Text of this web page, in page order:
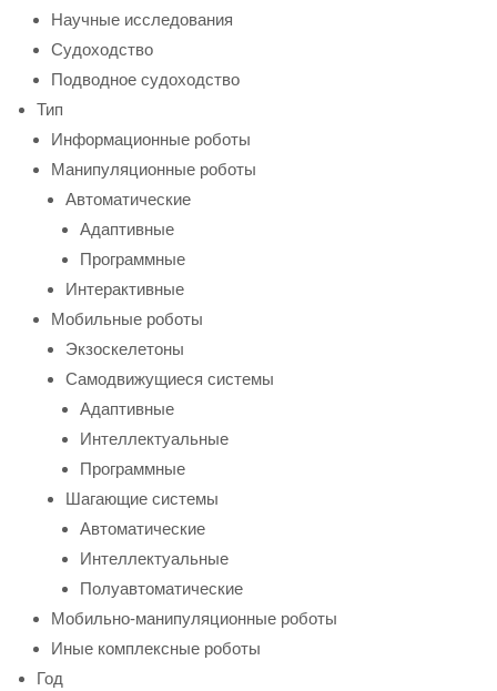
Научные исследования
Судоходство
Подводное судоходство
Тип
Информационные роботы
Манипуляционные роботы
Автоматические
Адаптивные
Программные
Интерактивные
Мобильные роботы
Экзоскелетоны
Самодвижущиеся системы
Адаптивные
Интеллектуальные
Программные
Шагающие системы
Автоматические
Интеллектуальные
Полуавтоматические
Мобильно-манипуляционные роботы
Иные комплексные роботы
Год